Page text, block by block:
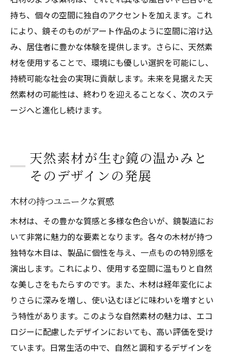
持ち、個々の空間に独自のアクセントを加えます。これ
により、鏡そのものがアート作品のように空間に溶け込
み、居住者に豊かな体験を提供します。さらに、天然素
材を使用することで、環境にも優しい選択を可能にし、
持続可能な社会の実現に貢献します。未来を見据えた天
然素材の可能性は、終わりを迎えることなく、次のステ
ージへと進化し続けます。
天然素材が生む鏡の温かみと
そのデザインの発展
木材の持つユニークな質感
木材は、その豊かな質感と多様な色合いが、鏡製造にお
いて非常に魅力的な要素となります。各々の木材が持つ
独特な木目は、製品に個性を与え、一点ものの特別感を
演出します。これにより、使用する空間に温もりと自然
な美しさをもたらすのです。また、木材は経年変化によ
りさらに深みを増し、使い込むほどに味わいを増すとい
う特性があります。このような自然素材の魅力は、エコ
ロジーに配慮したデザインにおいても、高い評価を受け
ています。日常生活の中で、自然と調和するデザインを